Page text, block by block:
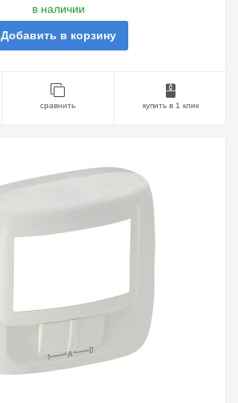
в наличии
Добавить в корзину
сравнить купить в 1 клик